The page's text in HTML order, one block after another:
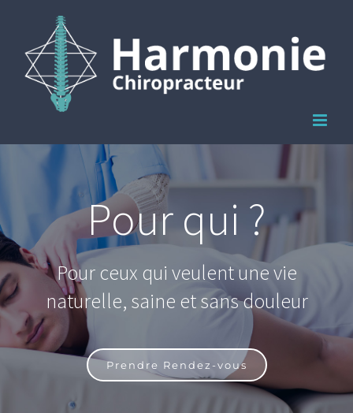
contenu
Pour qui ?
Pour ceux qui veulent une vie
naturelle, saine et sans douleur
Prendre Rendez-vous